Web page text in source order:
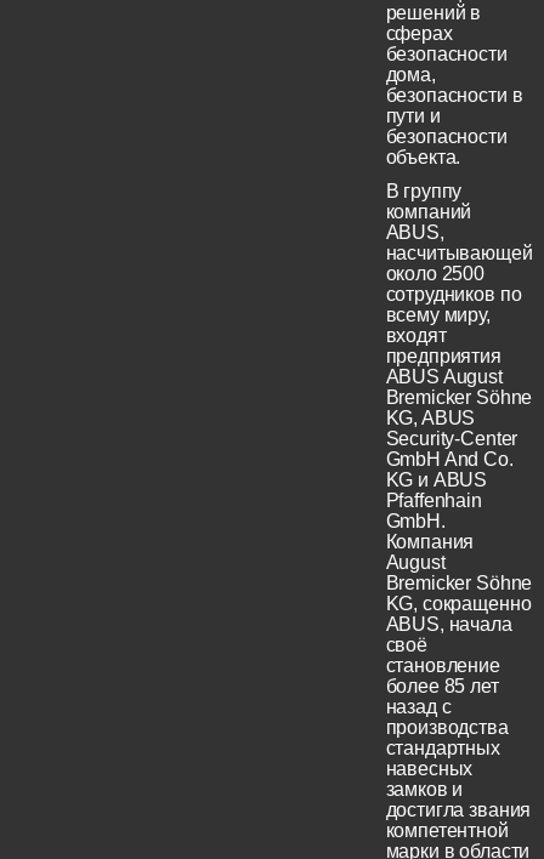
решений в
сферах
безопасности
дома,
безопасности в
пути и
безопасности
объекта.
В группу
компаний
ABUS,
насчитывающей
около 2500
сотрудников по
всему миру,
входят
предприятия
ABUS August
Bremicker Söhne
KG, ABUS
Security-Center
GmbH And Co.
KG и ABUS
Pfaffenhain
GmbH.
Компания
August
Bremicker Söhne
KG, сокращенно
ABUS, начала
своё
становление
более 85 лет
назад с
производства
стандартных
навесных
замков и
достигла звания
компетентной
марки в области